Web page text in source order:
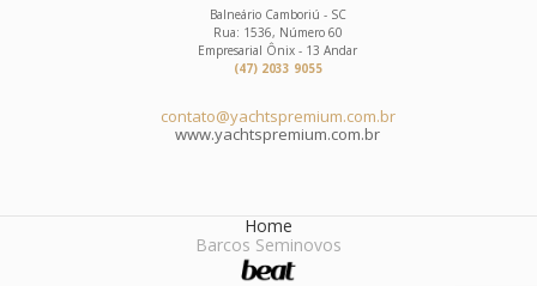
Balneário Camboriú - SC
Rua: 1536, Número 60
Empresarial Ônix - 13 Andar
(47) 2033 9055
contato@yachtspremium.com.br
www.yachtspremium.com.br
Home
Barcos Seminovos